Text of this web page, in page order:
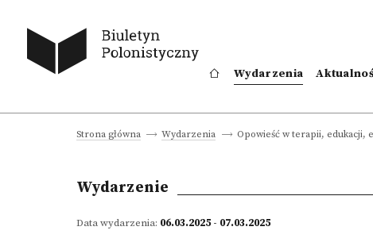
Wydarzenia
Strona główna Wydarzenia Opowieść w terapii, edukacji,
Wydarzenie
Data wydarzenia: 06.03.2025 - 07.03.2025